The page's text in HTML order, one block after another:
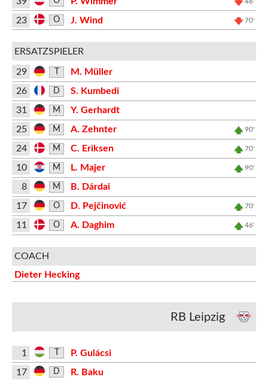
23 O J. Wind 70'
ERSATZSPIELER
29
M. Müller
26
D
S. Kumbedi
31
M
Y. Gerhardt
25
M A. Zehnter 90'
24 M C. Eriksen 70'
10 M L. Majer 90'
8 M
B. Dárdai
17
O D. Pejčinović 70'
11 O A. Daghim 46'
COACH
Dieter Hecking
RB Leipzig
1
P. Gulácsi
17
D
R. Baku